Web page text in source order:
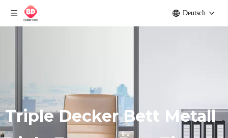
Deutsch
Triple Decker Bett Metall